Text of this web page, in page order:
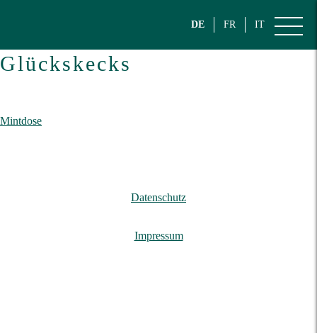
DE FR IT
Glückskecks
Beitragsnavigation
Mintdose
Datenschutz
Impressum